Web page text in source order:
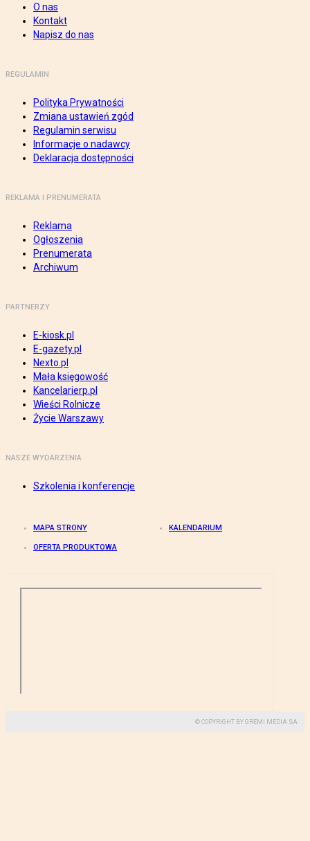
O nas
Kontakt
Napisz do nas
REGULAMIN
Polityka Prywatności
Zmiana ustawień zgód
Regulamin serwisu
Informacje o nadawcy
Deklaracja dostępności
REKLAMA I PRENUMERATA
Reklama
Ogłoszenia
Prenumerata
Archiwum
PARTNERZY
E-kiosk.pl
E-gazety.pl
Nexto.pl
Mała księgowość
Kancelarierp.pl
Wieści Rolnicze
Życie Warszawy
NASZE WYDARZENIA
Szkolenia i konferencje
MAPA STRONY KALENDARIUM
OFERTA PRODUKTOWA
© COPYRIGHT BY GREMI MEDIA SA